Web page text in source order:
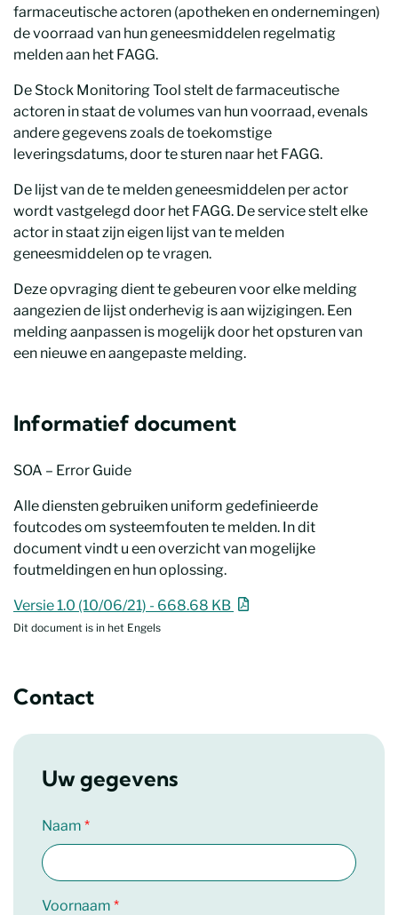
farmaceutische actoren (apotheken en ondernemingen)
de voorraad van hun geneesmiddelen regelmatig
melden aan het FAGG.
De Stock Monitoring Tool stelt de farmaceutische
actoren in staat de volumes van hun voorraad, evenals
andere gegevens zoals de toekomstige
leveringsdatums, door te sturen naar het FAGG.
De lijst van de te melden geneesmiddelen per actor
wordt vastgelegd door het FAGG. De service stelt elke
actor in staat zijn eigen lijst van te melden
geneesmiddelen op te vragen.
Deze opvraging dient te gebeuren voor elke melding
aangezien de lijst onderhevig is aan wijzigingen. Een
melding aanpassen is mogelijk door het opsturen van
een nieuwe en aangepaste melding.
Informatief document
SOA – Error Guide
Alle diensten gebruiken uniform gedefinieerde
foutcodes om systeemfouten te melden. In dit
document vindt u een overzicht van mogelijke
foutmeldingen en hun oplossing.
SOA – Error Guide
Versie 1.0 (10/06/21) - 668.68 KB Nieuw venster
Dit document is in het Engels
Contact
Uw gegevens
Naam
Voornaam